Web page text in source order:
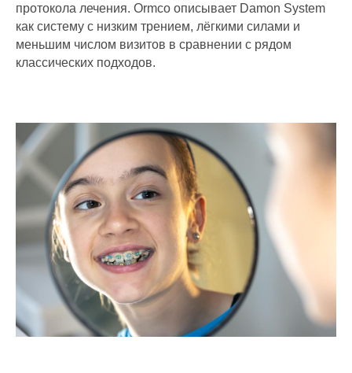
протокола лечения. Ormco описывает Damon System
как систему с низким трением, лёгкими силами и
меньшим числом визитов в сравнении с рядом
классических подходов.